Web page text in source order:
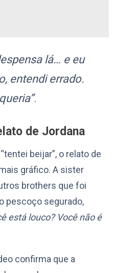
lá… e eu
entendi errado.
.
de Jordana
beijar”, o relato de
gráfico. A sister
brothers que foi
pescoço segurado,
está louco? Você não é
confirma que a